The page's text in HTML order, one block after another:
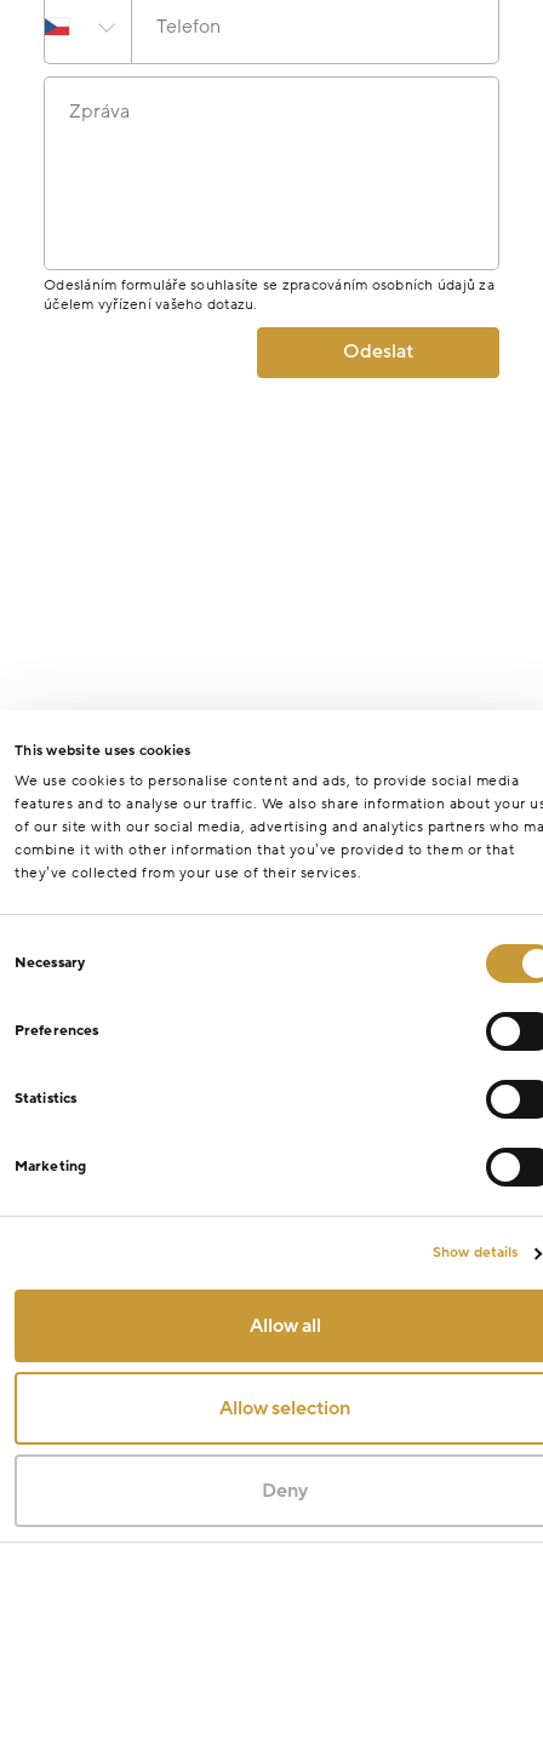
This website uses cookies
We use cookies to personalise content and ads, to provide social media
features and to analyse our traffic. We also share information about your
of our site with our social media, advertising and analytics partners who
combine it with other information that you’ve provided to them or that
they’ve collected from your use of their services.
Selection
Necessary
Preferences
Statistics
Marketing
Show details
Allow all
Allow selection
Deny
Telefon
Zpráva
Odesláním formuláře souhlasíte se zpracováním osobních údajů za
účelem vyřízení vašeho dotazu.
Odeslat